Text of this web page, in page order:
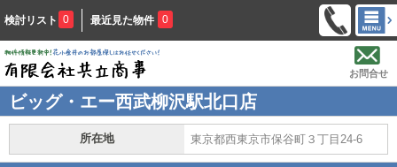
検討リスト 0 最近見た物件 0
お問合せ
ビッグ・エー西武柳沢駅北口店
所在地 東京都西東京市保谷町３丁目24-6